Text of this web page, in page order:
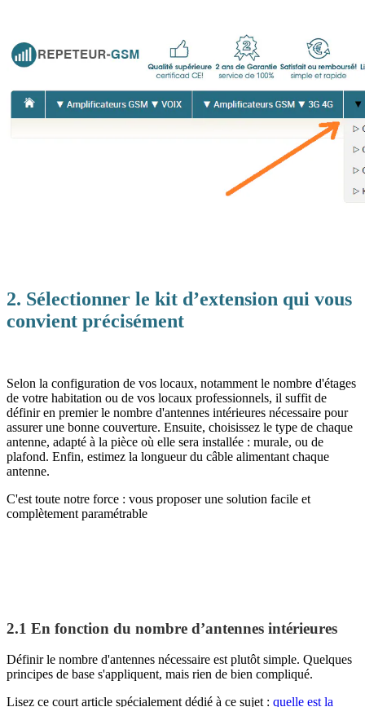
2. Sélectionner le kit d’extension qui vous
convient précisément
Selon la configuration de vos locaux, notamment le nombre d'étages
de votre habitation ou de vos locaux professionnels, il suffit de
définir en premier le nombre d'antennes intérieures nécessaire pour
assurer une bonne couverture. Ensuite, choisissez le type de chaque
antenne, adapté à la pièce où elle sera installée : murale, ou de
plafond. Enfin, estimez la longueur du câble alimentant chaque
antenne.
C'est toute notre force : vous proposer une solution facile et
complètement paramétrable
2.1 En fonction du nombre d’antennes intérieures
Définir le nombre d'antennes nécessaire est plutôt simple. Quelques
principes de base s'appliquent, mais rien de bien compliqué.
Lisez ce court article spécialement dédié à ce sujet : quelle est la